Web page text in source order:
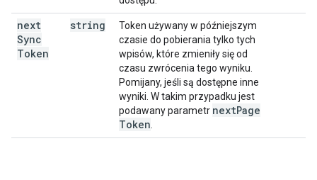
next
Sync
Token
string
Token używany w późniejszym
czasie do pobierania tylko tych
wpisów, które zmieniły się od
czasu zwrócenia tego wyniku.
Pomijany, jeśli są dostępne inne
wyniki. W takim przypadku jest
podawany parametr nextPage
Token